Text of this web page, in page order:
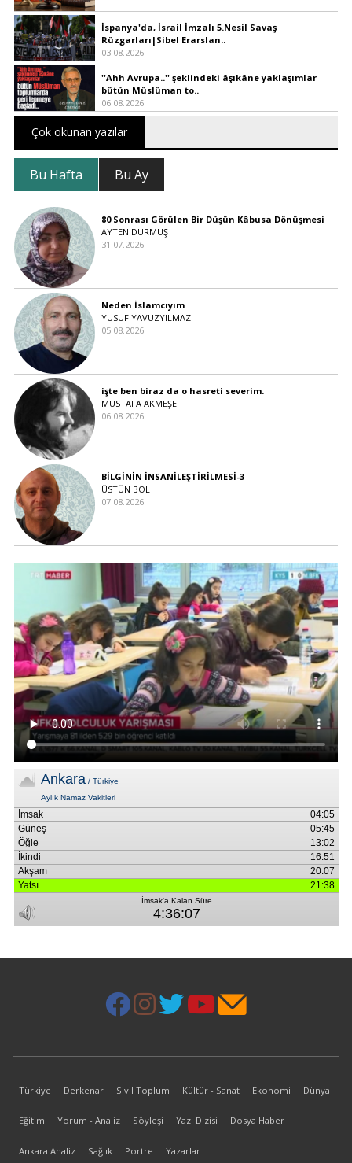
İspanya'da, İsrail İmzalı 5.Nesil Savaş
Rüzgarları|Sibel Erarslan..
03.08.2026
''Ahh Avrupa..'' şeklindeki âşıkâne yaklaşımlar
bütün Müslüman to..
06.08.2026
Çok okunan yazılar
Bu Hafta Bu Ay
80 Sonrası Görülen Bir Düşün Kâbusa Dönüşmesi
AYTEN DURMUŞ
31.07.2026
Neden İslamcıyım
YUSUF YAVUZYILMAZ
05.08.2026
işte ben biraz da o hasreti severim.
MUSTAFA AKMEŞE
06.08.2026
BİLGİNİN İNSANİLEŞTİRİLMESİ-3
ÜSTÜN BOL
07.08.2026
Türkiye Derkenar Sivil Toplum Kültür - Sanat Ekonomi Dünya
Eğitim Yorum - Analiz Söyleşi Yazı Dizisi Dosya Haber
Ankara Analiz Sağlık Portre Yazarlar